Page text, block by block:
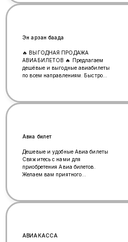
Эн арзан баада
🔥 ВЫГОДНАЯ ПРОДАЖА
АВИАБИЛЕТОВ 🔥 Предлагаем
дешёвые и выгодные авиабилеты
по всем направлениям. Быстро
удобно ✈️ Индивидуальный подход
кто ценит экономию, скорость и
+996555651710
Авиа билет
Дешевые и удобные Авиа билеты
Свяжитесь с нами для
приобретения Авиа билетов.
Желаем вам приятного
АВИАКАССА